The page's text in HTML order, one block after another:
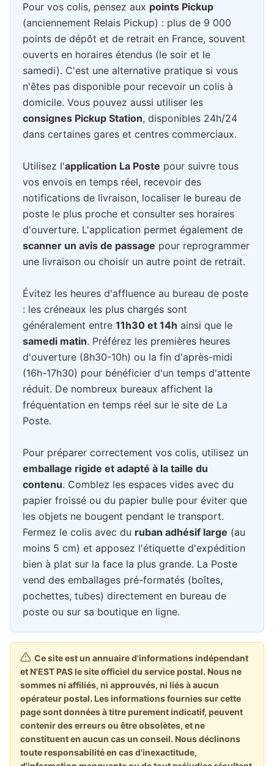
Pour vos colis, pensez aux points Pickup
(anciennement Relais Pickup) : plus de 9 000
points de dépôt et de retrait en France, souvent
ouverts en horaires étendus (le soir et le
samedi). C'est une alternative pratique si vous
n'êtes pas disponible pour recevoir un colis à
domicile. Vous pouvez aussi utiliser les
consignes Pickup Station, disponibles 24h/24
dans certaines gares et centres commerciaux.
Utilisez l'application La Poste pour suivre tous
vos envois en temps réel, recevoir des
notifications de livraison, localiser le bureau de
poste le plus proche et consulter ses horaires
d'ouverture. L'application permet également de
scanner un avis de passage pour reprogrammer
une livraison ou choisir un autre point de retrait.
Évitez les heures d'affluence au bureau de poste
: les créneaux les plus chargés sont
généralement entre 11h30 et 14h ainsi que le
samedi matin. Préférez les premières heures
d'ouverture (8h30-10h) ou la fin d'après-midi
(16h-17h30) pour bénéficier d'un temps d'attente
réduit. De nombreux bureaux affichent la
fréquentation en temps réel sur le site de La
Poste.
Pour préparer correctement vos colis, utilisez un
emballage rigide et adapté à la taille du
contenu. Comblez les espaces vides avec du
papier froissé ou du papier bulle pour éviter que
les objets ne bougent pendant le transport.
Fermez le colis avec du ruban adhésif large (au
moins 5 cm) et apposez l'étiquette d'expédition
bien à plat sur la face la plus grande. La Poste
vend des emballages pré-formatés (boîtes,
pochettes, tubes) directement en bureau de
poste ou sur sa boutique en ligne.
Ce site est un annuaire d'informations indépendant
et N'EST PAS le site officiel du service postal. Nous ne
sommes ni affiliés, ni approuvés, ni liés à aucun
opérateur postal. Les informations fournies sur cette
page sont données à titre purement indicatif, peuvent
contenir des erreurs ou être obsolètes, et ne
constituent en aucun cas un conseil. Nous déclinons
toute responsabilité en cas d'inexactitude,